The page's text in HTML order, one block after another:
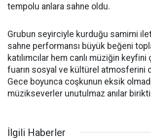
tempolu anlara sahne oldu.
Grubun seyirciyle kurduğu samimi
sahne performansı büyük beğeni
katılımcılar hem canlı müziğin keyfini
fuarın sosyal ve kültürel atmosferini
Gece boyunca coşkunun eksik
müzikseverler unutulmaz anılar
İlgili Haberler